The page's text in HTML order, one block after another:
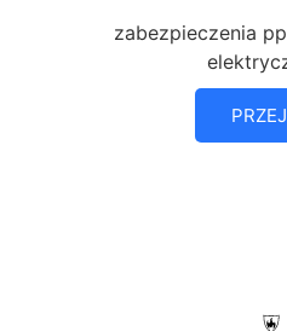
zabezpieczenia